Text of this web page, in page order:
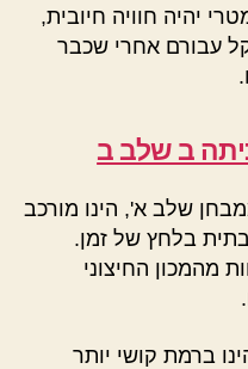
יהיה חוויה חיובית,
עבורם אחרי שכבר
ב שלב ב
שלב א', הינו מורכב
בלחץ של זמן.
מהמכון החיצוני
ברמת קושי יותר